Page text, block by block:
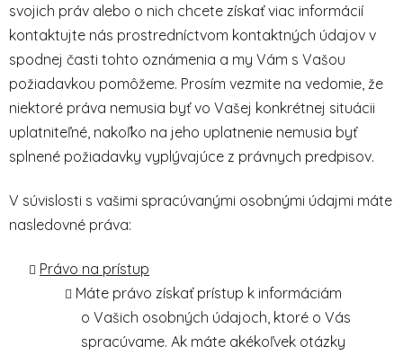
svojich práv alebo o nich chcete získať viac informácií
kontaktujte nás prostredníctvom kontaktných údajov v
spodnej časti tohto oznámenia a my Vám s Vašou
požiadavkou pomôžeme. Prosím vezmite na vedomie, že
niektoré práva nemusia byť vo Vašej konkrétnej situácii
uplatniteľné, nakoľko na jeho uplatnenie nemusia byť
splnené požiadavky vyplývajúce z právnych predpisov.
V súvislosti s vašimi spracúvanými osobnými údajmi máte
nasledovné práva:
Právo na prístup
Máte právo získať prístup k informáciám
o Vašich osobných údajoch, ktoré o Vás
spracúvame. Ak máte akékoľvek otázky